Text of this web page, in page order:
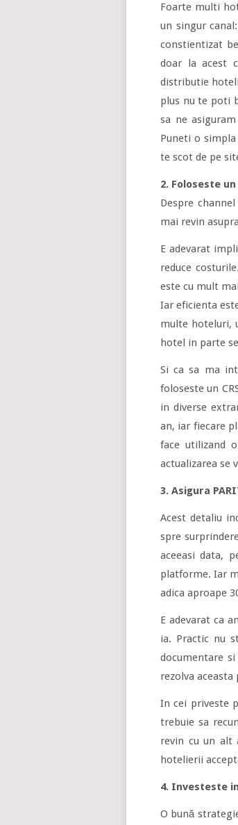
Foarte multi
un singur
constientizat
doar la acest
distributie
plus nu te poti
sa ne
Puneti o
te scot de pe
2. Foloseste
Despre
mai revin
E adevarat
reduce
este cu mult
Iar eficienta
multe hoteluri,
hotel in parte
Si ca sa ma
foloseste un
in diverse
an, iar fiecare
face utilizand
actualizarea se
3. Asigura
Acest detaliu
spre
aceeasi data,
platforme. Iar
adica aproape
E adevarat ca
ia. Practic nu
documentare
rezolva aceasta
In cei priveste
trebuie sa
revin cu un alt
hotelierii
4. Investeste
O bună